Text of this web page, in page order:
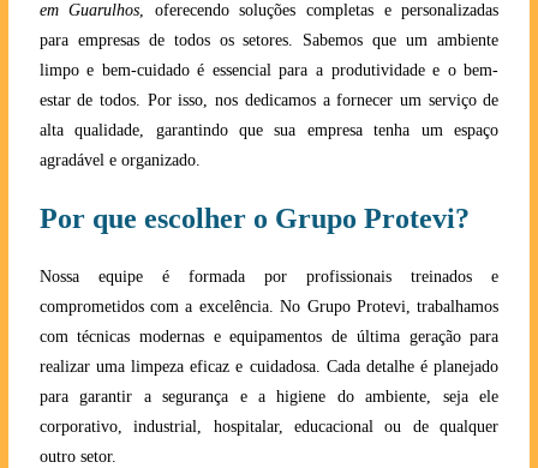
em Guarulhos, oferecendo soluções completas e personalizadas
para empresas de todos os setores. Sabemos que um ambiente
limpo e bem-cuidado é essencial para a produtividade e o bem-
estar de todos. Por isso, nos dedicamos a fornecer um serviço de
alta qualidade, garantindo que sua empresa tenha um espaço
agradável e organizado.
Por que escolher o Grupo Protevi?
Nossa equipe é formada por profissionais treinados e
comprometidos com a excelência. No Grupo Protevi, trabalhamos
com técnicas modernas e equipamentos de última geração para
realizar uma limpeza eficaz e cuidadosa. Cada detalhe é planejado
para garantir a segurança e a higiene do ambiente, seja ele
corporativo, industrial, hospitalar, educacional ou de qualquer
outro setor.